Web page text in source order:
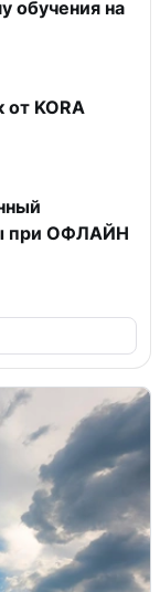
обучения на
KORA
при ОФЛАЙН